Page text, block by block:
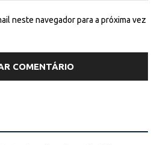
neste navegador para a próxima vez